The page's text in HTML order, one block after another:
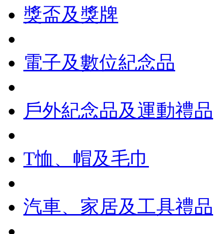
獎盃及獎牌
電子及數位紀念品
戶外紀念品及運動禮品
T恤、帽及毛巾
汽車、家居及工具禮品